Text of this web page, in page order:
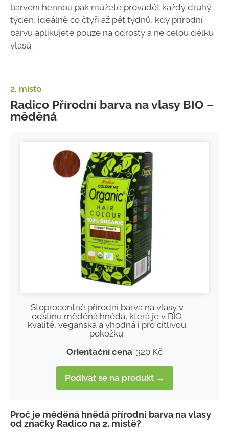
barvení hennou pak můžete provádět každý druhý
týden, ideálně co čtyři až pět týdnů, kdy přírodní
barvu aplikujete pouze na odrosty a ne celou délku
vlasů.
2. místo
Radico Přírodní barva na vlasy BIO –
měděná
Stoprocentně přírodní barva na vlasy v
odstínu měděná hnědá, která je v BIO
kvalitě, veganská a vhodná i pro citlivou
pokožku.
Orientační cena: 320 Kč
Podívat se na produkt →
Proč je měděná hnědá přírodní barva na vlasy
od značky Radico na 2. místě?